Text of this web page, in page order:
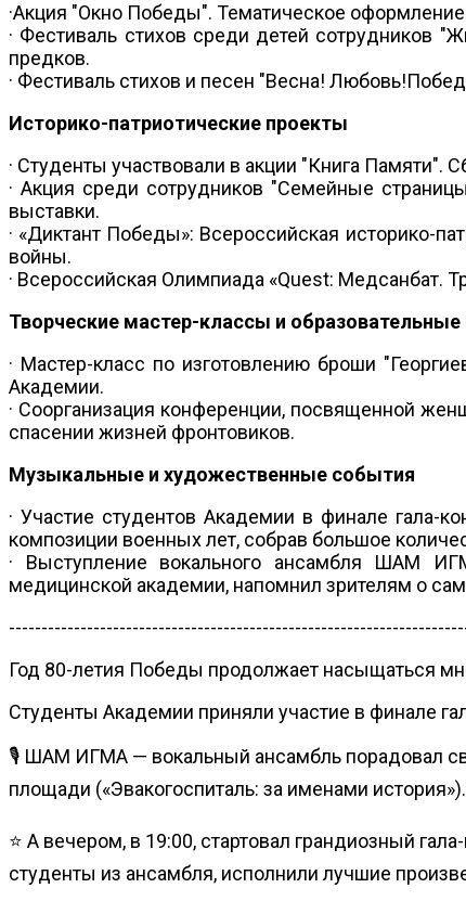
·Акция "Окно Победы". Тематическое
· Фестиваль стихов среди детей сотрудников
предков.
· Фестиваль стихов и песен "Весна!
Историко-патриотические проекты
· Студенты участвовали в акции "Книга Памяти".
· Акция среди сотрудников "Семейные
выставки.
· «Диктант Победы»: Всероссийская историко-
войны.
· Всероссийская Олимпиада «Quest: Медсанбат.
Творческие мастер-классы и
· Мастер-класс по изготовлению броши
Академии.
· Соорганизация конференции, посвященной
спасении жизней фронтовиков.
Музыкальные и художественные события
· Участие студентов Академии в финале
композиции военных лет, собрав большое
· Выступление вокального ансамбля ШАМ
медицинской академии, напомнил зрителям о
Год 80-летия Победы продолжает насыщаться
Cтуденты Академии приняли участие в финале
🎙 ШАМ ИГМА — вокальный ансамбль порадовал
площади («Эвакогоспиталь: за именами
⭐ А вечером, в 19:00, стартовал грандиозный
студенты из ансамбля, исполнили лучшие